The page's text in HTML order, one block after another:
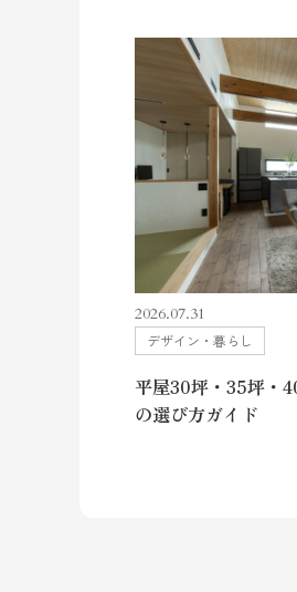
2026.07.31
デザイン・暮らし
平屋30坪・35坪・
の選び方ガイド